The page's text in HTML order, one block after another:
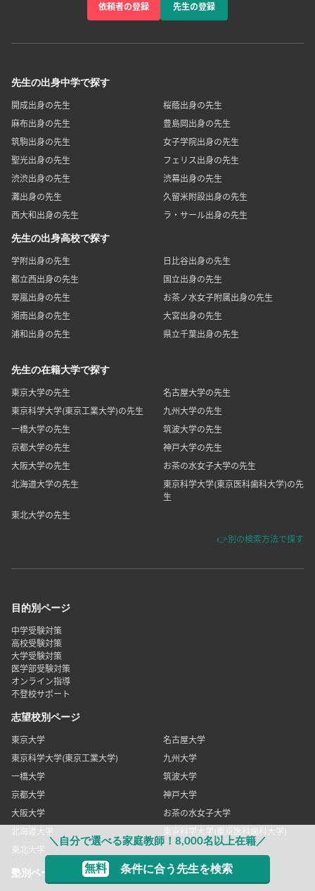
＼自分で選べる家庭教師！8,000名以上在籍／
無料 条件に合う先生を検索
依頼者の登録 先生の登録
先生の出身中学で探す
開成出身の先生
桜蔭出身の先生
麻布出身の先生
豊島岡出身の先生
筑駒出身の先生
女子学院出身の先生
聖光出身の先生
フェリス出身の先生
渋渋出身の先生
渋幕出身の先生
灘出身の先生
久留米附設出身の先生
西大和出身の先生
ラ・サール出身の先生
先生の出身高校で探す
学附出身の先生
日比谷出身の先生
都立西出身の先生
国立出身の先生
翠嵐出身の先生
お茶ノ水女子附属出身の先生
湘南出身の先生
大宮出身の先生
浦和出身の先生
県立千葉出身の先生
先生の在籍大学で探す
東京大学の先生
名古屋大学の先生
東京科学大学(東京工業大学)の先生
九州大学の先生
一橋大学の先生
筑波大学の先生
京都大学の先生
神戸大学の先生
大阪大学の先生
お茶の水女子大学の先生
北海道大学の先生
東京科学大学(東京医科歯科大学)の先
生
東北大学の先生
👉別の検索方法で探す
目的別ページ
中学受験対策
高校受験対策
大学受験対策
医学部受験対策
オンライン指導
不登校サポート
志望校別ページ
東京大学
名古屋大学
東京科学大学(東京工業大学)
九州大学
一橋大学
筑波大学
京都大学
神戸大学
大阪大学
お茶の水女子大学
北海道大学
東京科学大学(東京医科歯科大学)
東北大学
塾別ページ